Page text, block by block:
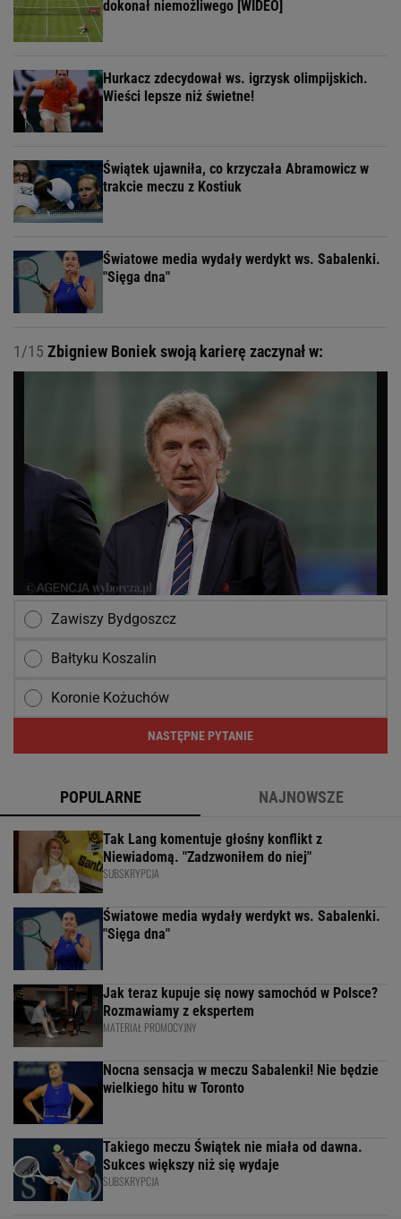
dokonał niemożliwego [WIDEO]
Hurkacz zdecydował ws. igrzysk olimpijskich.
Wieści lepsze niż świetne!
Świątek ujawniła, co krzyczała Abramowicz w
trakcie meczu z Kostiuk
Światowe media wydały werdykt ws. Sabalenki.
"Sięga dna"
1/15 Zbigniew Boniek swoją karierę zaczynał w:
Zawiszy Bydgoszcz
Bałtyku Koszalin
Koronie Kożuchów
NASTĘPNE PYTANIE
POPULARNE NAJNOWSZE
Tak Lang komentuje głośny konflikt z
Niewiadomą. "Zadzwoniłem do niej"
SUBSKRYPCJA
Światowe media wydały werdykt ws. Sabalenki.
"Sięga dna"
Jak teraz kupuje się nowy samochód w Polsce?
Rozmawiamy z ekspertem
MATERIAŁ PROMOCYJNY
Nocna sensacja w meczu Sabalenki! Nie będzie
wielkiego hitu w Toronto
Takiego meczu Świątek nie miała od dawna.
Sukces większy niż się wydaje
SUBSKRYPCJA